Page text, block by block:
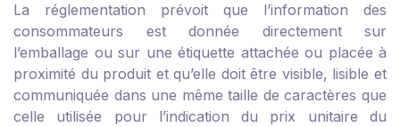
La réglementation prévoit que l’information des
consommateurs est donnée directement sur
l’emballage ou sur une étiquette attachée ou placée à
proximité du produit et qu’elle doit être visible, lisible et
communiquée dans une même taille de caractères que
celle utilisée pour l’indication du prix unitaire du